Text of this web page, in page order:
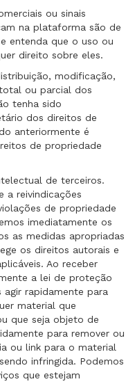
ou sinais
na plataforma são de
entenda que o uso ou
direito sobre eles.
modificação,
ou parcial dos
tenha sido
dos direitos de
anteriormente é
de propriedade
de terceiros.
a reivindicações
de propriedade
imediatamente os
as medidas apropriadas
os direitos autorais e
Ao receber
a lei de proteção
rapidamente para
material que
que seja objeto de
para remover ou
ou link para o material
infringida. Podemos
que estejam